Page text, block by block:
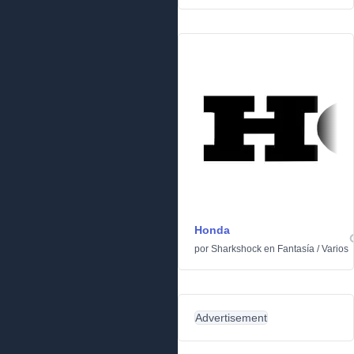
Honda
por Sharkshock en Fantasía /Varios
Advertisement